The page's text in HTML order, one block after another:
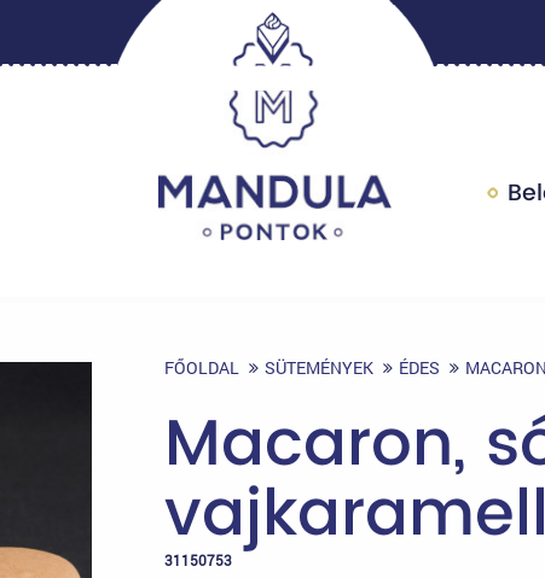
FŐOLDAL SÜTEMÉNYEK ÉDES
Macaron,
31150753